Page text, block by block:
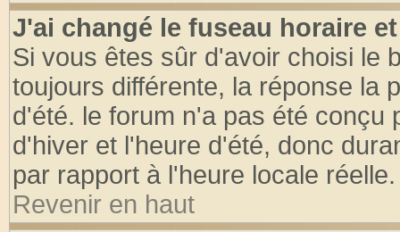
J'ai changé le fuseau horaire
Si vous êtes sûr d'avoir choisi le
toujours différente, la réponse la
d'été. le forum n'a pas été conçu
d'hiver et l'heure d'été, donc
par rapport à l'heure locale réelle.
Revenir en haut